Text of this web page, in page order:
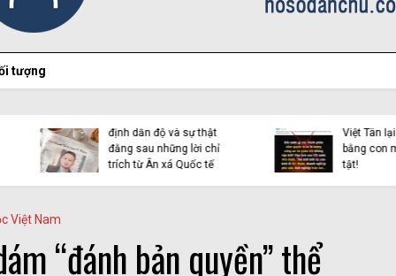
tượng
Việt Tân lại “chọc ngoáy”
bằng con mắt đôi tai dị
tật!
Tuệ và những luận điệu
dụng tôn giáo trên
xã hội
Việt Nam
“đánh bản quyền” thể